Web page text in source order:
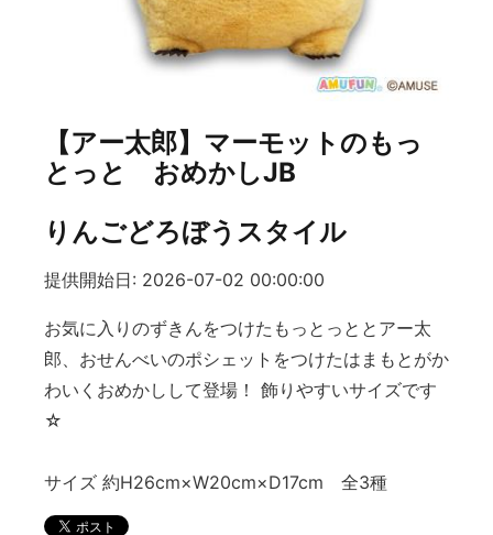
【アー太郎】マーモットのもっ
とっと おめかしJB
りんごどろぼうスタイル
提供開始日: 2026-07-02 00:00:00
お気に入りのずきんをつけたもっとっととアー太
郎、おせんべいのポシェットをつけたはまもとがか
わいくおめかしして登場！ 飾りやすいサイズです
☆
サイズ 約H26cm×W20cm×D17cm 全3種